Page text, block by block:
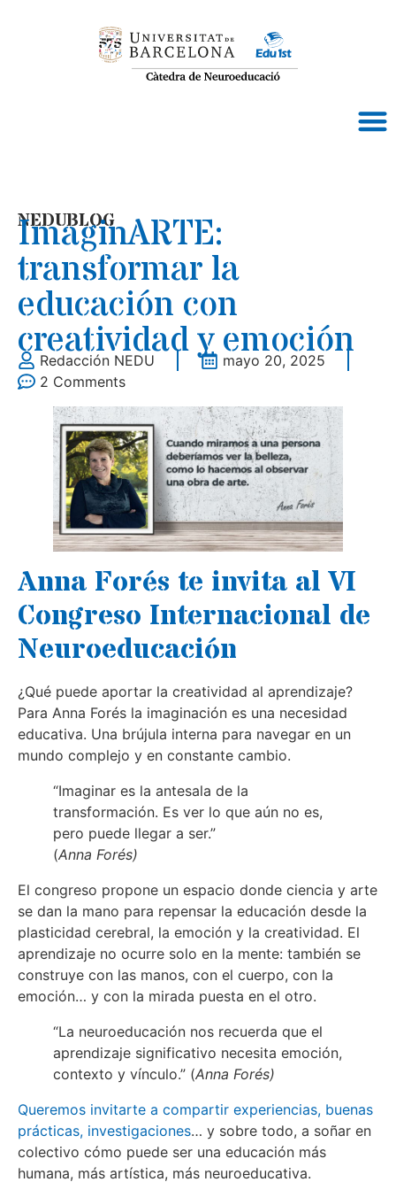
NEDUBLOG
ImaginARTE:
transformar la
educación con
creatividad y emoción
Redacción NEDU
mayo 20, 2025
2 Comments
Anna Forés te invita al VI
Congreso Internacional de
Neuroeducación
¿Qué puede aportar la creatividad al aprendizaje?
Para Anna Forés la imaginación es una necesidad
educativa. Una brújula interna para navegar en un
mundo complejo y en constante cambio.
“Imaginar es la antesala de la
transformación. Es ver lo que aún no es,
pero puede llegar a ser.”
(Anna Forés)
El congreso propone un espacio donde ciencia y arte
se dan la mano para repensar la educación desde la
plasticidad cerebral, la emoción y la creatividad. El
aprendizaje no ocurre solo en la mente: también se
construye con las manos, con el cuerpo, con la
emoción… y con la mirada puesta en el otro.
“La neuroeducación nos recuerda que el
aprendizaje significativo necesita emoción,
contexto y vínculo.” (Anna Forés)
Queremos invitarte a compartir experiencias, buenas
prácticas, investigaciones… y sobre todo, a soñar en
colectivo cómo puede ser una educación más
humana, más artística, más neuroeducativa.